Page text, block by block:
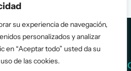
su experiencia de navegación,
personalizados y analizar
en “Aceptar todo” usted da su
de las cookies.